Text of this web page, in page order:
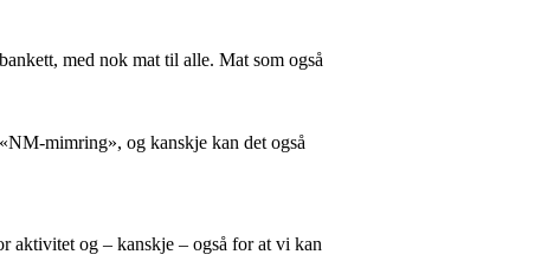
med nok mat til alle. Mat som også
mimring», og kanskje kan det også
aktivitet og – kanskje – også for at vi kan